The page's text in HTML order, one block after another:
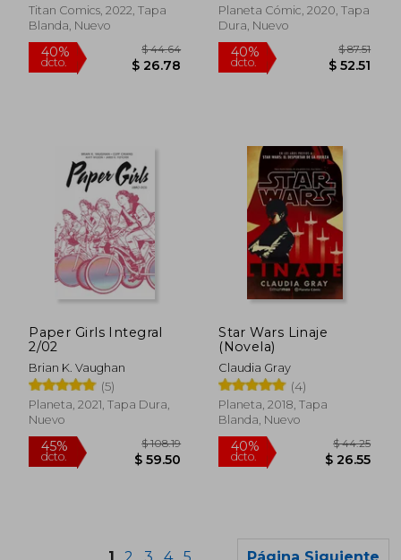
$ 32.86
Rápido
Titan Comics, 2022, Tapa
Blanda, Nuevo
Planeta Cómic, 2020, Tapa
Dura, Nuevo
Paper Girls Integral
2/02
Brian K. Vaughan
(5)
Planeta, 2021, Tapa Dura,
Nuevo
Star Wars Linaje
(Novela)
Claudia Gray
(4)
Planeta, 2018, Tapa
Blanda, Nuevo
1 2 3 4 5 Página Siguiente